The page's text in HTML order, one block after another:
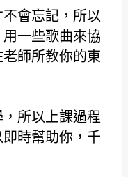
會忘記，所以
一些歌曲來協
師所教你的東
所以上課過程
時幫助你，千